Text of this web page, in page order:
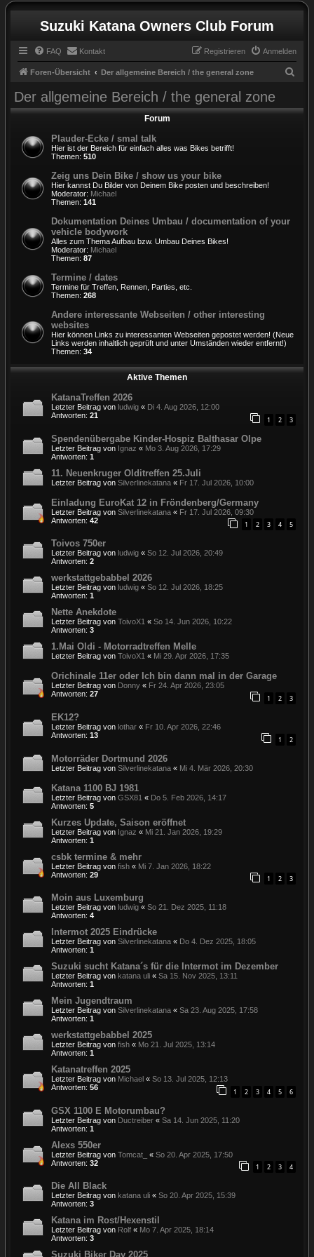
Suzuki Katana Owners Club Forum
FAQ Kontakt Anmelden
Registrieren
Foren-Übersicht Der allgemeine Bereich / the general zone
Der allgemeine Bereich / the general zone
Forum
Plauder-Ecke / smal talk
Hier ist der Bereich für einfach alles was Bikes betrifft!
Themen: 510
Zeig uns Dein Bike / show us your bike
Hier kannst Du Bilder von Deinem Bike posten und beschreiben!
Moderator: Michael
Themen: 141
Dokumentation Deines Umbau / documentation of your
vehicle bodywork
Alles zum Thema Aufbau bzw. Umbau Deines Bikes!
Moderator: Michael
Themen: 87
Termine / dates
Termine für Treffen, Rennen, Parties, etc.
Themen: 268
Andere interessante Webseiten / other interesting
websites
Hier können Links zu interessanten Webseiten gepostet werden! (Neue
Links werden inhaltlich geprüft und unter Umständen wieder entfernt!)
Themen: 34
Aktive Themen
KatanaTreffen 2026
Letzter Beitrag von ludwig « Di 4. Aug 2026, 12:00
Antworten: 21 1 2 3
Spendenübergabe Kinder-Hospiz Balthasar Olpe
Letzter Beitrag von Ignaz « Mo 3. Aug 2026, 17:29
Antworten: 1
11. Neuenkruger Olditreffen 25.Juli
Letzter Beitrag von Silverlinekatana « Fr 17. Jul 2026, 10:00
Einladung EuroKat 12 in Fröndenberg/Germany
Letzter Beitrag von Silverlinekatana « Fr 17. Jul 2026, 09:30
Antworten: 42 1 2 3 4 5
Toivos 750er
Letzter Beitrag von ludwig « So 12. Jul 2026, 20:49
Antworten: 2
werkstattgebabbel 2026
Letzter Beitrag von ludwig « So 12. Jul 2026, 18:25
Antworten: 1
Nette Anekdote
Letzter Beitrag von ToivoX1 « So 14. Jun 2026, 10:22
Antworten: 3
1.Mai Oldi - Motorradtreffen Melle
Letzter Beitrag von ToivoX1 « Mi 29. Apr 2026, 17:35
Orichinale 11er oder Ich bin dann mal in der Garage
Letzter Beitrag von Donny « Fr 24. Apr 2026, 23:05
Antworten: 27 1 2 3
EK12?
Letzter Beitrag von lothar « Fr 10. Apr 2026, 22:46
Antworten: 13 1 2
Motorräder Dortmund 2026
Letzter Beitrag von Silverlinekatana « Mi 4. Mär 2026, 20:30
Katana 1100 BJ 1981
Letzter Beitrag von GSX81 « Do 5. Feb 2026, 14:17
Antworten: 5
Kurzes Update, Saison eröffnet
Letzter Beitrag von Ignaz « Mi 21. Jan 2026, 19:29
Antworten: 1
csbk termine & mehr
Letzter Beitrag von fish « Mi 7. Jan 2026, 18:22
Antworten: 29 1 2 3
Moin aus Luxemburg
Letzter Beitrag von ludwig « So 21. Dez 2025, 11:18
Antworten: 4
Intermot 2025 Eindrücke
Letzter Beitrag von Silverlinekatana « Do 4. Dez 2025, 18:05
Antworten: 1
Suzuki sucht Katana´s für die Intermot im Dezember
Letzter Beitrag von katana uli « Sa 15. Nov 2025, 13:11
Antworten: 1
Mein Jugendtraum
Letzter Beitrag von Silverlinekatana « Sa 23. Aug 2025, 17:58
Antworten: 1
werkstattgebabbel 2025
Letzter Beitrag von fish « Mo 21. Jul 2025, 13:14
Antworten: 1
Katanatreffen 2025
Letzter Beitrag von Michael « So 13. Jul 2025, 12:13
Antworten: 56 1 2 3 4 5 6
GSX 1100 E Motorumbau?
Letzter Beitrag von Ductreiber « Sa 14. Jun 2025, 11:20
Antworten: 1
Alexs 550er
Letzter Beitrag von Tomcat_ « So 20. Apr 2025, 17:50
Antworten: 32 1 2 3 4
Die All Black
Letzter Beitrag von katana uli « So 20. Apr 2025, 15:39
Antworten: 3
Katana im Rost/Hexenstil
Letzter Beitrag von Rolf « Mo 7. Apr 2025, 18:14
Antworten: 3
Suzuki Biker Day 2025